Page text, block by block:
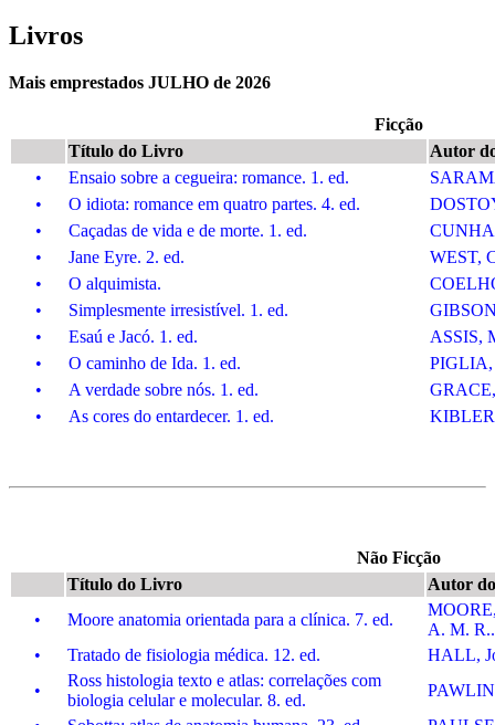
Livros
Mais emprestados JULHO de 2026
Ficção
Título do Livro
Autor
•
Ensaio sobre a cegueira: romance. 1. ed.
•
O idiota: romance em quatro partes. 4. ed.
•
Caçadas de vida e de morte. 1. ed.
•
Jane Eyre. 2. ed.
WEST,
•
O alquimista.
•
Simplesmente irresistível. 1. ed.
•
Esaú e Jacó. 1. ed.
ASSIS,
•
O caminho de Ida. 1. ed.
PIGLIA,
•
A verdade sobre nós. 1. ed.
•
As cores do entardecer. 1. ed.
Não Ficção
Título do Livro
Autor
•
Moore anatomia orientada para a clínica. 7. ed.
A. M. R..
•
Tratado de fisiologia médica. 12. ed.
HALL,
•
Ross histologia texto e atlas: correlações com
biologia celular e molecular. 8. ed.